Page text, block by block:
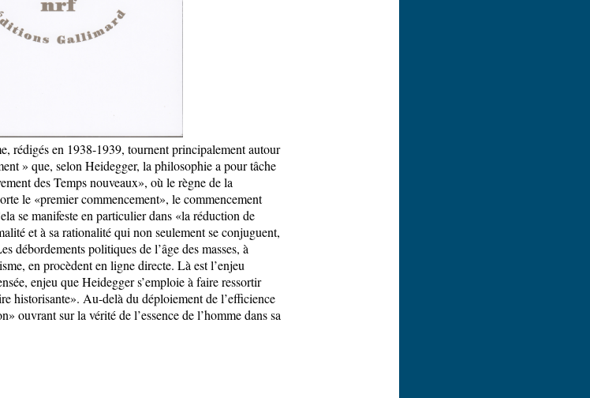
rédigés en 1938-1939, tournent principalement autour
» que, selon Heidegger, la philosophie a pour tâche
des Temps nouveaux», où le règne de la
le «premier commencement», le commencement
se manifeste en particulier dans «la réduction de
et à sa rationalité qui non seulement se conjuguent,
débordements politiques de l’âge des masses, à
en procèdent en ligne directe. Là est l’enjeu
enjeu que Heidegger s’emploie à faire ressortir
historisante». Au-delà du déploiement de l’efficience
ouvrant sur la vérité de l’essence de l’homme dans sa